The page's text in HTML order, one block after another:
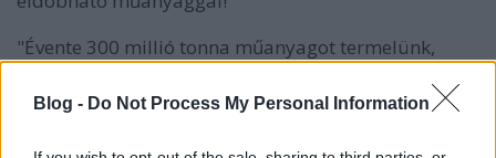
Blog - Do Not Process My Personal Information
"Évente 300 millió tonna műanyagot termelünk,
aminek körülbelül a fele egyszer használatos
műanyag" – mondja Simon Gergely, a közép-kelet-
európai Greenpeace vegyi szakértője. - "Sajnos,